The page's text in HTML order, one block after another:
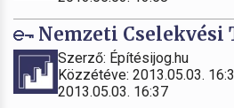
Nemzeti Cselekvési
Szerző: Építésijog.hu
Közzétéve: 2013.05.03.
2013.05.03. 16:37